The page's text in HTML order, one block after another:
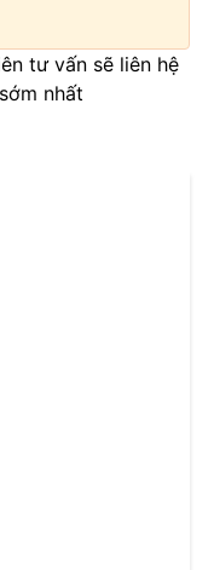
tư vấn sẽ liên hệ
nhất